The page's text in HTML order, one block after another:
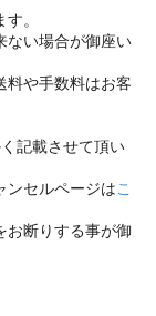
。
ない場合が御座い
料や手数料はお客
記載させて頂い
ンセルページはこ
お断りする事が御